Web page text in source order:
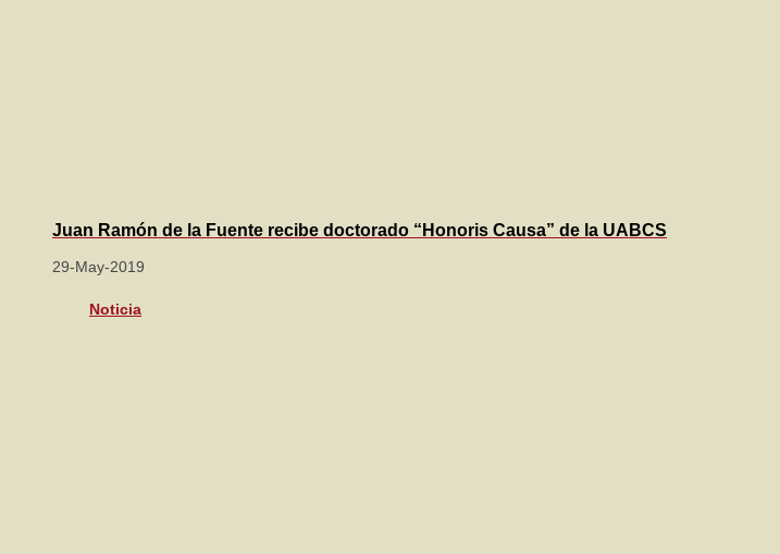
Juan Ramón de la Fuente recibe doctorado “Honoris Causa” de la UABCS
29-May-2019
Noticia